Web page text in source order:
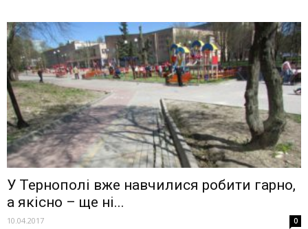
У Тернополі вже навчилися робити гарно,
а якісно – ще ні...
10.04.2017 0